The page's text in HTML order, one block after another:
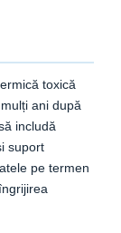
toxică
ani după
includă
suport
pe termen